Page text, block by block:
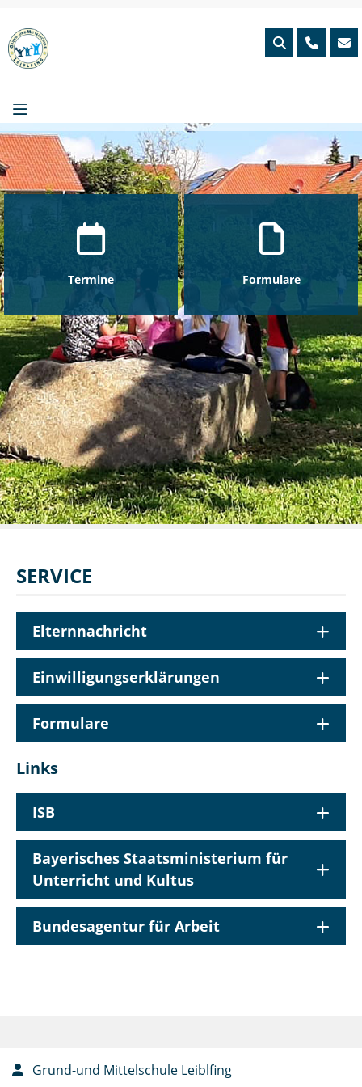
Skip
Termine Formulare
SERVICE
Elternnachricht
Einwilligungserklärungen
Formulare
Links
ISB
Bayerisches Staatsministerium für
Unterricht und Kultus
Bundesagentur für Arbeit
Grund-und Mittelschule Leiblfing